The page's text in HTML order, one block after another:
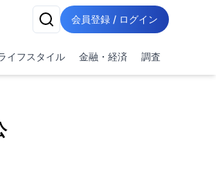
会員登録 / ログイン
イフスタイル 金融・経済 調査